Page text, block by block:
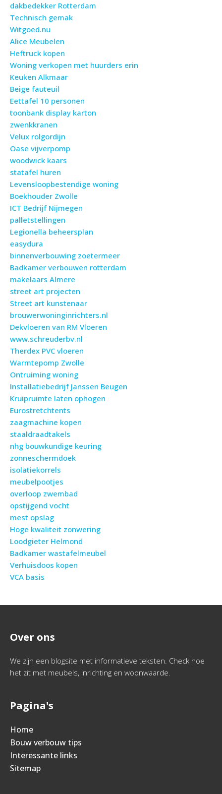
dakbedekker Rotterdam
Technisch gemak
Witgoed.nu
Alice Meubelen
Heftruck kopen
Woning verkopen met huurders erin
Keuken Alkmaar
Beige fauteuil
Eettafel 10 personen
toonbank display karton
zwenkkranen
Velux rolgordijn
Oase vijverpomp
woodwick kaars
statafel huren
Levensloopbestendige woning
Boekhouder Zwolle
ICT Bedrijf Nijmegen
palletstellingen
Legionella beheersplan
easydura
binnenverbouwing zoetermeer
Badkamer verbouwen rotterdam
makelaars Almere
street art projecten
Street art kunstenaar
brouwerwoninginrichters.nl
Dekvloeren van RM Vloeren
www.schreuderbv.nl
Therdex PVC vloeren
Warmtepomp Zwolle
Ontruiming woning
Installatiebedrijf Janssen Beugen
Kruipruimte laten ophogen
Eurostretchtents
zaagmachine kopen
staaldraadtakels
nhg bouwkundige keuring
zonneschermdoek
isolatiekorrels
meubelpootjes
overloop zwembad
opstijgend vocht
mest opslag
Hoge kwaliteit zonwering
Loodgieter Helmond
Badkamer wastafelmeubel
Verhuisdoos kopen
VCA basis
Over ons
We zijn een blogsite met informatieve teksten. Check hoe
het zit met meubels, inrichting en woonwaarde.
Pagina's
Home
Bouw verbouw tips
Interessante links
Sitemap